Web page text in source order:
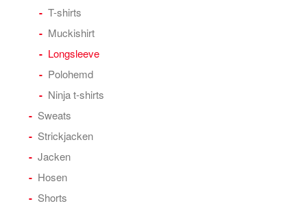
T-shirts
Muckishirt
Longsleeve
Polohemd
Ninja t-shirts
Sweats
Strickjacken
Jacken
Hosen
Shorts